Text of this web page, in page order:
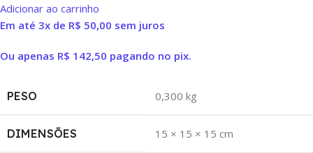
Adicionar ao carrinho
Em até 3x de R$ 50,00 sem juros
Ou apenas R$ 142,50 pagando no pix.
PESO 0,300 kg
DIMENSÕES 15 × 15 × 15 cm